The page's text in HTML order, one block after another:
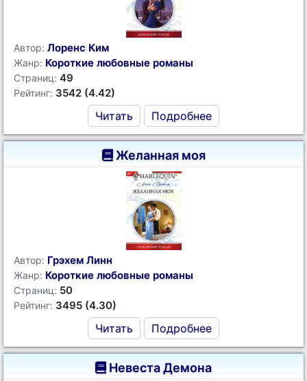
Автор: Лоренс Ким
Жанр: Короткие любовные романы
Страниц: 49
Рейтинг: 3542 (4.42)
Читать Подробнее
Желанная моя
Автор: Грэхем Линн
Жанр: Короткие любовные романы
Страниц: 50
Рейтинг: 3495 (4.30)
Читать Подробнее
Невеста Демона